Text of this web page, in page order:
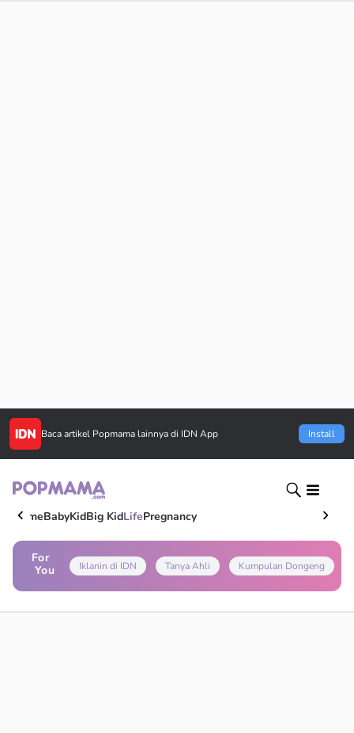
Baca artikel Popmama lainnya di IDN App Install
HomeBabyKidBig KidLifePregnancy
For
You
Iklanin di IDN Tanya Ahli Kumpulan Dongeng